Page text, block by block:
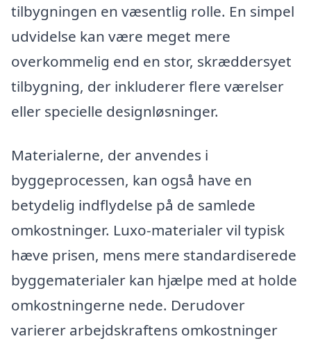
tilbygningen en væsentlig rolle. En simpel
udvidelse kan være meget mere
overkommelig end en stor, skræddersyet
tilbygning, der inkluderer flere værelser
eller specielle designløsninger.
Materialerne, der anvendes i
byggeprocessen, kan også have en
betydelig indflydelse på de samlede
omkostninger. Luxo-materialer vil typisk
hæve prisen, mens mere standardiserede
byggematerialer kan hjælpe med at holde
omkostningerne nede. Derudover
varierer arbejdskraftens omkostninger